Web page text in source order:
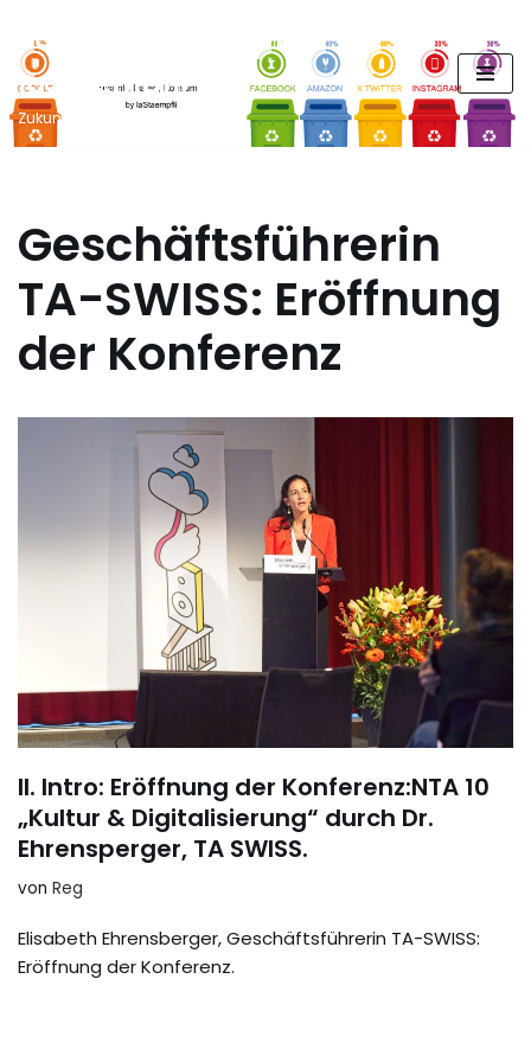
Zum
Inhalt
springen
FUTURE PODCAST by
laStaempfli
Zukunft, Daten, Konsum
Geschäftsführerin
TA-SWISS: Eröffnung
der Konferenz
II. Intro: Eröffnung der Konferenz:NTA 10
„Kultur & Digitalisierung“ durch Dr.
Ehrensperger, TA SWISS.
von Reg
Elisabeth Ehrensberger, Geschäftsführerin TA-SWISS:
Eröffnung der Konferenz.